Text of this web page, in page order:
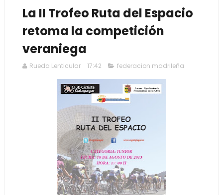
La II Trofeo Ruta del Espacio
retoma la competición
veraniega
Rueda Lenticular 17:42 federacion madrileña